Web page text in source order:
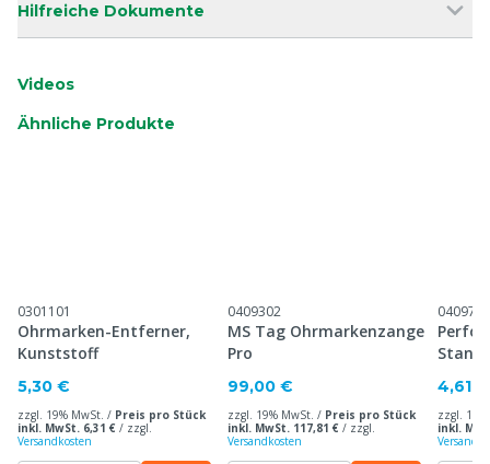
Hilfreiche Dokumente
Videos
Ähnliche Produkte
0301101
Ohrmarken-Entferner,
Kunststoff
5,30 €
zzgl. 19% MwSt. / Preis pro Stück
inkl. MwSt. 6,31 € / zzgl.
Versandkosten
0409302
MS Tag Ohrmarkenzange
Pro
99,00 €
zzgl. 19% MwSt. / Preis pro Stück
inkl. MwSt. 117,81 € / zzgl.
Versandkosten
0409716
4,61 €
zzgl.
inkl.